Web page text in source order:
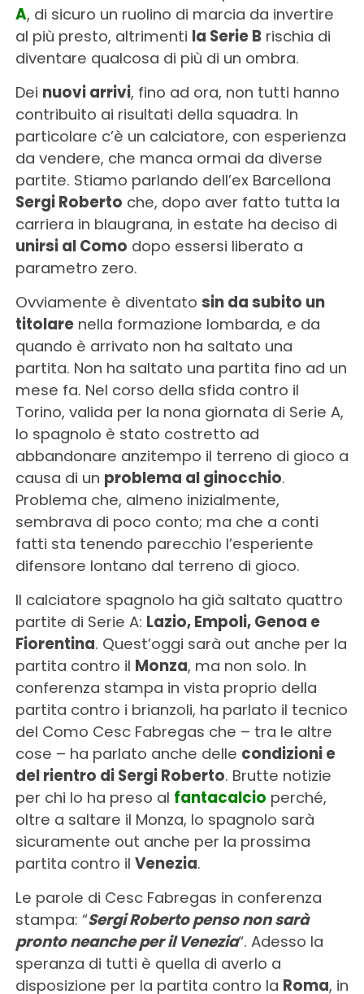
A, di sicuro un ruolino di marcia da invertire
al più presto, altrimenti la Serie Brischia di
diventare qualcosa di più di un ombra.
Dei nuovi arrivi, fino ad ora, non tutti hanno
contribuito ai risultati della squadra. In
particolare c’è un calciatore, con esperienza
da vendere, che manca ormai da diverse
partite. Stiamo parlando dell’ex Barcellona
Sergi Roberto che, dopo aver fatto tutta la
carriera in blaugrana, in estate ha deciso di
unirsi al Como dopo essersi liberato a
parametro zero.
Ovviamente è diventato sin da subito un
titolarenella formazione lombarda, e da
quando è arrivato non ha saltato una
partita. Non ha saltato una partita fino ad un
mese fa. Nel corso della sfida contro il
Torino, valida per la nona giornata di Serie A,
lo spagnolo è stato costretto ad
abbandonare anzitempo il terreno di gioco a
causa di un problema al ginocchio.
Problema che, almeno inizialmente,
sembrava di poco conto; ma che a conti
fatti sta tenendo parecchio l’esperiente
difensore lontano dal terreno di gioco.
Il calciatore spagnolo ha già saltato quattro
partite di Serie A: Lazio, Empoli, Genoa e
Fiorentina. Quest’oggi sarà out anche per la
partita contro il Monza, ma non solo. In
conferenza stampa in vista proprio della
partita contro i brianzoli, ha parlato il tecnico
del Como Cesc Fabregas che – tra le altre
cose – ha parlato anche delle condizioni e
del rientro di Sergi Roberto. Brutte notizie
per chi lo ha preso al fantacalcio perché,
oltre a saltare il Monza, lo spagnolo sarà
sicuramente out anche per la prossima
partita contro il Venezia.
Le parole di Cesc Fabregas in conferenza
stampa: “Sergi Roberto penso non sarà
pronto neanche per il Venezia“. Adesso la
speranza di tutti è quella di averlo a
disposizione per la partita contro la Roma, in